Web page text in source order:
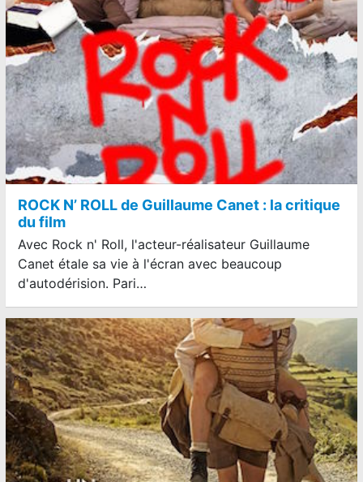
ROCK N’ ROLL de Guillaume Canet : la critique
du film
Avec Rock n' Roll, l'acteur-réalisateur Guillaume
Canet étale sa vie à l'écran avec beaucoup
d'autodérision. Pari…